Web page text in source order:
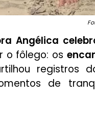
Angélica
o fôlego: os
registros
de